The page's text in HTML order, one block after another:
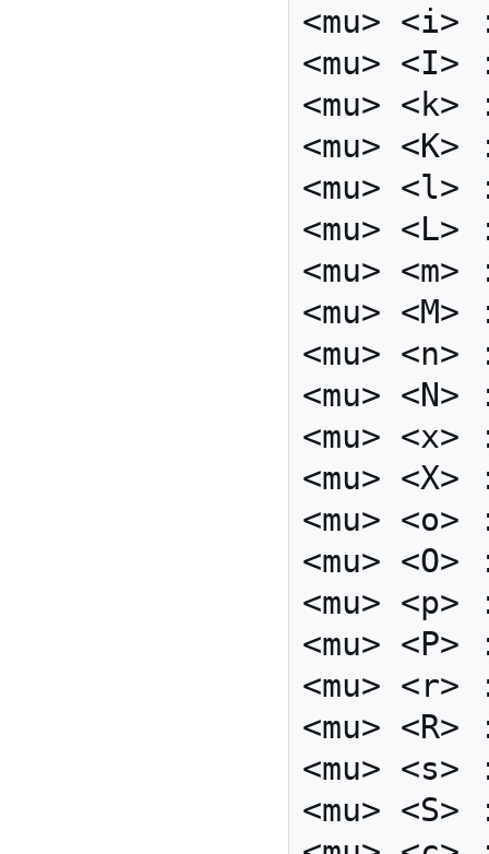
<mu>
<mu> <I>
<mu>
<mu> <K>
<mu> <l>
<mu> <L>
<mu>
<mu>
<mu>
<mu>
<mu>
<mu>
<mu>
<mu> <O>
<mu>
<mu>
<mu>
<mu>
<mu>
<mu>